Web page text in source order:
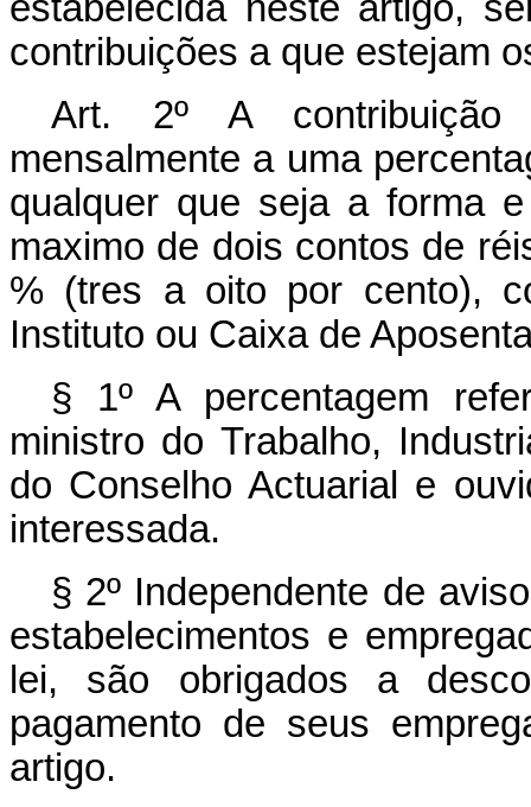
contribuições a que estejam
Art. 2º A contribuição
mensalmente a uma
qualquer que seja a forma
maximo de dois contos de
% (tres a oito por cento),
Instituto ou Caixa de
§ 1º A percentagem
ministro do Trabalho,
do Conselho Actuarial e
interessada.
§ 2º Independente de
estabelecimentos e
lei, são obrigados a
pagamento de seus
artigo.